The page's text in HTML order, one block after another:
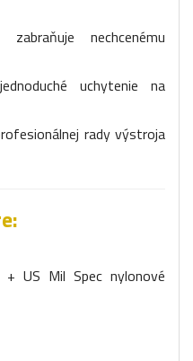
zabraňuje nechcenému
uchytenie na
rady výstroja
+ US Mil Spec nylonové